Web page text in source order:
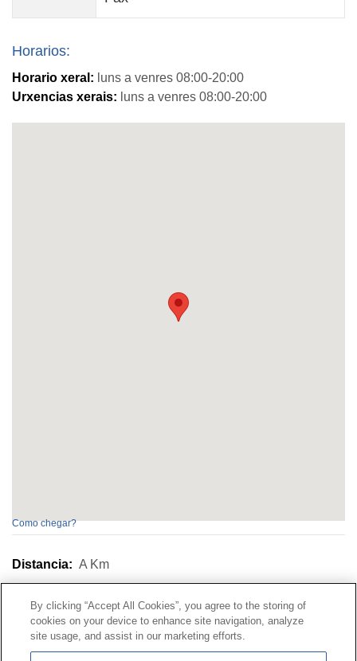
Horarios:
Horario xeral: luns a venres 08:00-20:00
Urxencias xerais: luns a venres 08:00-20:00
Como chegar?
Distancia: A Km
Contacto|Perfil do contratante|Reclamacións
Liña Universal 900 203 203|Zona Privada Comisión de
Prestacións Especiais|Zona Privada Provedor Sanitario
By clicking “Accept All Cookies”, you agree to the storing of
cookies on your device to enhance site navigation, analyze
site usage, and assist in our marketing efforts.